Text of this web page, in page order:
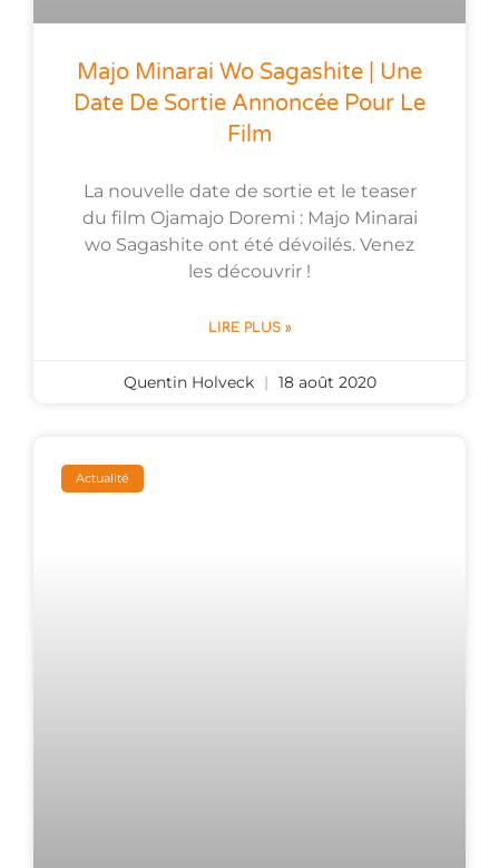
Majo Minarai Wo Sagashite | Une
Date De Sortie Annoncée Pour Le
Film
La nouvelle date de sortie et le teaser
du film Ojamajo Doremi : Majo Minarai
wo Sagashite ont été dévoilés. Venez
les découvrir !
LIRE PLUS »
Quentin Holveck 18 août 2020
Actualité